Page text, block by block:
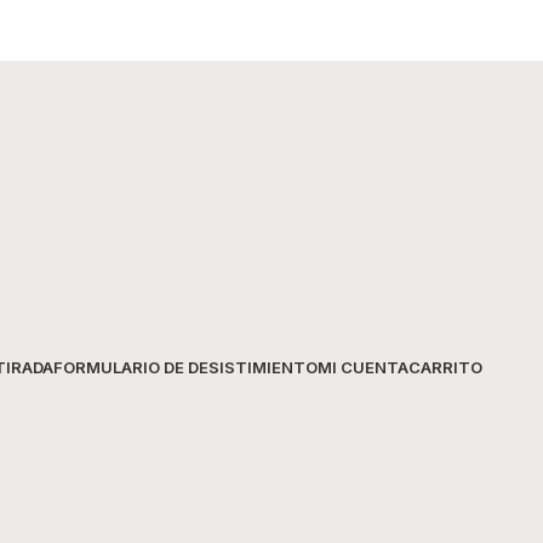
FORMULARIO DE DESISTIMIENTOMI CUENTACARRITO